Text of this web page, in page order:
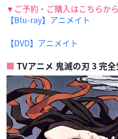
▼ご予約・ご購入はこちらから
【Blu-ray】アニメイト
【DVD】アニメイト
TVアニメ 鬼滅の刃 3 完